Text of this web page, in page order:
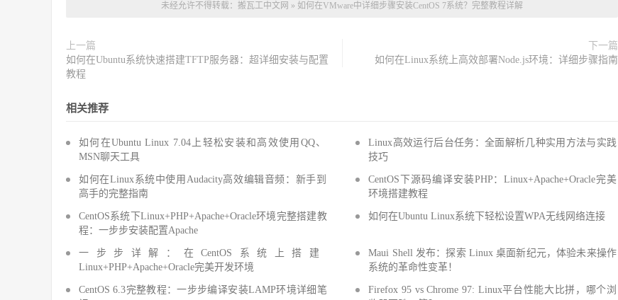
未经允许不得转载： 搬瓦工中文网 » 如何在VMware中详细步骤安装CentOS 7系统？完整教程详解
上一篇
如何在Ubuntu系统快速搭建TFTP服务器：超详细安装与配置
教程
下一篇
如何在Linux系统上高效部署Node.js环境：详细步骤指南
相关推荐
如何在Ubuntu Linux 7.04上轻松安装和高效使用QQ、
MSN聊天工具
Linux高效运行后台任务：全面解析几种实用方法与实践
技巧
如何在Linux系统中使用Audacity高效编辑音频：新手到
高手的完整指南
CentOS下源码编译安装PHP：Linux+Apache+Oracle完美
环境搭建教程
CentOS系统下Linux+PHP+Apache+Oracle环境完整搭建教
程：一步步安装配置Apache
如何在Ubuntu Linux系统下轻松设置WPA无线网络连接
一步步详解：在CentOS系统上搭建
Linux+PHP+Apache+Oracle完美开发环境
Maui Shell 发布：探索 Linux 桌面新纪元，体验未来操作
系统的革命性变革！
CentOS 6.3完整教程：一步步编译安装LAMP环境详细笔
Firefox 95 vs Chrome 97: Linux平台性能大比拼，哪个浏